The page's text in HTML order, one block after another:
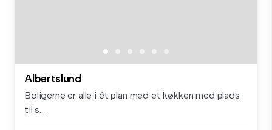
Albertslund
Boligerne er alle i ét plan med et køkken med plads
til s...